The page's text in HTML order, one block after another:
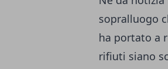
sopralluogo
ha portato a
rifiuti siano